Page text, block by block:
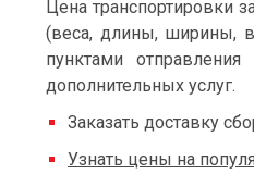
Цена транспортировки
(веса, длины, ширины,
пунктами
дополнительных услуг.
Заказать доставку
Узнать цены на